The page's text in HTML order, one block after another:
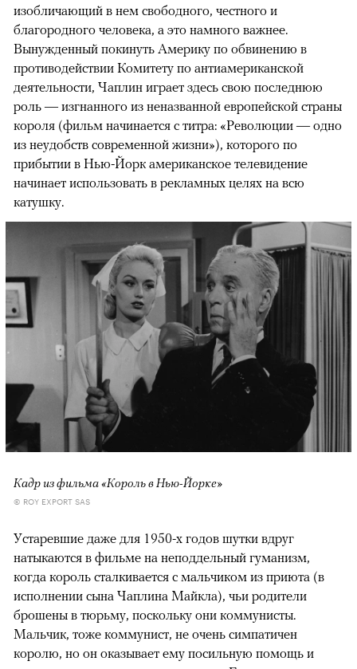
изобличающий в нем свободного, честного и
благородного человека, а это намного важнее.
Вынужденный покинуть Америку по обвинению в
противодействии Комитету по антиамериканской
деятельности, Чаплин играет здесь свою последнюю
роль — изгнанного из неназванной европейской страны
короля (фильм начинается с титра: «Революции — одно
из неудобств современной жизни»), которого по
прибытии в Нью-Йорк американское телевидение
начинает использовать в рекламных целях на всю
катушку.
Кадр из фильма «Король в Нью-Йорке»
© ROY EXPORT SAS
Устаревшие даже для 1950-х годов шутки вдруг
натыкаются в фильме на неподдельный гуманизм,
когда король сталкивается с мальчиком из приюта (в
исполнении сына Чаплина Майкла), чьи родители
брошены в тюрьму, поскольку они коммунисты.
Мальчик, тоже коммунист, не очень симпатичен
королю, но он оказывает ему посильную помощь и